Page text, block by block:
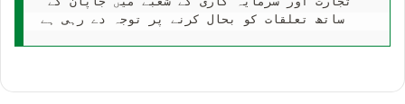
ساتھ تعلقات کو بحال کرنے پر توجہ دے رہی ہے